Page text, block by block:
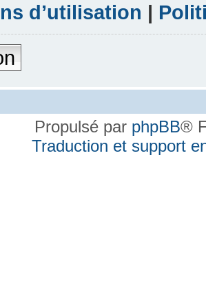
d’utilisation |
Propulsé par phpBB®
Traduction et support